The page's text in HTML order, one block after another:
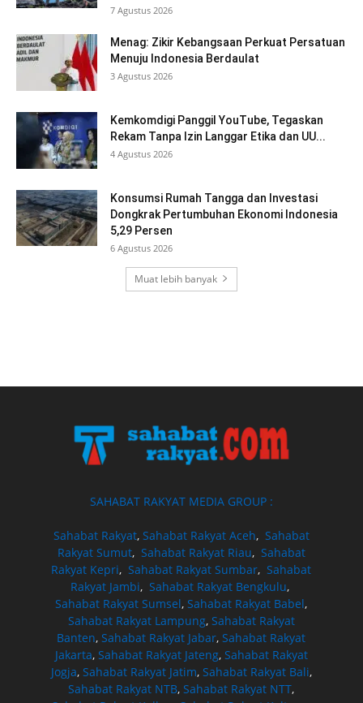
7 Agustus 2026
Menag: Zikir Kebangsaan Perkuat Persatuan
Menuju Indonesia Berdaulat
3 Agustus 2026
Kemkomdigi Panggil YouTube, Tegaskan
Rekam Tanpa Izin Langgar Etika dan UU...
4 Agustus 2026
Konsumsi Rumah Tangga dan Investasi
Dongkrak Pertumbuhan Ekonomi Indonesia
5,29 Persen
6 Agustus 2026
Muat lebih banyak
SAHABAT RAKYAT MEDIA GROUP :
Sahabat Rakyat, Sahabat Rakyat Aceh, Sahabat
Rakyat Sumut, Sahabat Rakyat Riau, Sahabat
Rakyat Kepri,Sahabat Rakyat Sumbar,Sahabat
Rakyat Jambi, Sahabat Rakyat Bengkulu,
Sahabat Rakyat Sumsel,Sahabat Rakyat Babel,
Sahabat Rakyat Lampung, Sahabat Rakyat
Banten,Sahabat Rakyat Jabar,Sahabat Rakyat
Jakarta, Sahabat Rakyat Jateng, Sahabat Rakyat
Jogja, Sahabat Rakyat Jatim, Sahabat Rakyat Bali,
Sahabat Rakyat NTB,Sahabat Rakyat NTT,